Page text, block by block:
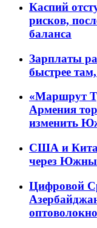
Каспий
рисков,
баланса
Зарплаты
быстрее там,
«Маршрут
Армения
изменить
США и
через
Цифровой